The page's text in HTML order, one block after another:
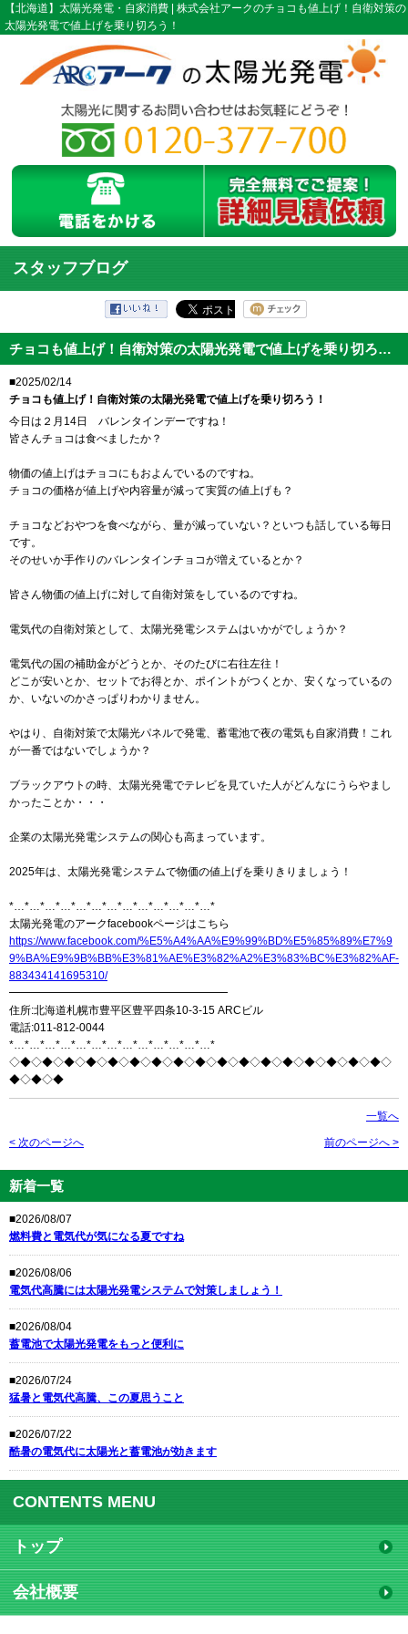
【北海道】太陽光発電・自家消費 | 株式会社アークのチョコも値上げ！自衛対策の
太陽光発電で値上げを乗り切ろう！
スタッフブログ
チョコも値上げ！自衛対策の太陽光発電で値上げを乗り切ろう！
■2025/02/14
チョコも値上げ！自衛対策の太陽光発電で値上げを乗り切ろう！
今日は２月14日 バレンタインデーですね！
皆さんチョコは食べましたか？
物価の値上げはチョコにもおよんでいるのですね。
チョコの価格が値上げや内容量が減って実質の値上げも？
チョコなどおやつを食べながら、量が減っていない？といつも話している毎日
です。
そのせいか手作りのバレンタインチョコが増えているとか？
皆さん物価の値上げに対して自衛対策をしているのですね。
電気代の自衛対策として、太陽光発電システムはいかがでしょうか？
電気代の国の補助金がどうとか、そのたびに右往左往！
どこが安いとか、セットでお得とか、ポイントがつくとか、安くなっているの
か、いないのかさっぱりわかりません。
やはり、自衛対策で太陽光パネルで発電、蓄電池で夜の電気も自家消費！これ
が一番ではないでしょうか？
ブラックアウトの時、太陽光発電でテレビを見ていた人がどんなにうらやまし
かったことか・・・
企業の太陽光発電システムの関心も高まっています。
2025年は、太陽光発電システムで物価の値上げを乗りきりましょう！
*…*…*…*…*…*…*…*…*…*…*…*…*…*
太陽光発電のアークfacebookページはこちら
https://www.facebook.com/%E5%A4%AA%E9%99%BD%E5%85%89%E7%9
9%BA%E9%9B%BB%E3%81%AE%E3%82%A2%E3%83%BC%E3%82%AF-
883434141695310/
━━━━━━━━━━━━━━━━━━━━
住所:北海道札幌市豊平区豊平四条10-3-15 ARCビル
電話:011-812-0044
*…*…*…*…*…*…*…*…*…*…*…*…*…*
◇◆◇◆◇◆◇◆◇◆◇◆◇◆◇◆◇◆◇◆◇◆◇◆◇◆◇◆◇◆◇◆◇◆◇
◆◇◆◇◆
一覧へ
< 次のページへ 前のページへ >
新着一覧
■2026/08/07
燃料費と電気代が気になる夏ですね
■2026/08/06
電気代高騰には太陽光発電システムで対策しましょう！
■2026/08/04
蓄電池で太陽光発電をもっと便利に
■2026/07/24
猛暑と電気代高騰、この夏思うこと
■2026/07/22
酷暑の電気代に太陽光と蓄電池が効きます
CONTENTS MENU
トップ
会社概要